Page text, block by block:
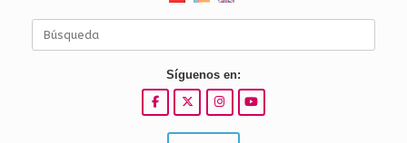
Buscar:
Síguenos en: